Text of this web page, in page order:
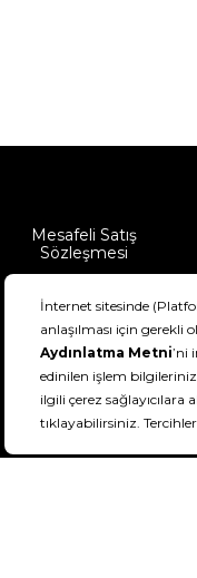
Mesafeli Satış
Sözleşmesi